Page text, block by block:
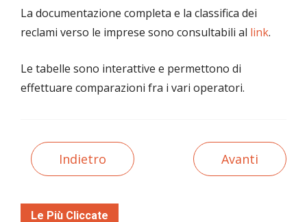
La documentazione completa e la classifica dei
reclami verso le imprese sono consultabili al link.
Le tabelle sono interattive e permettono di
effettuare comparazioni fra i vari operatori.
Indietro Avanti
Le Più Cliccate